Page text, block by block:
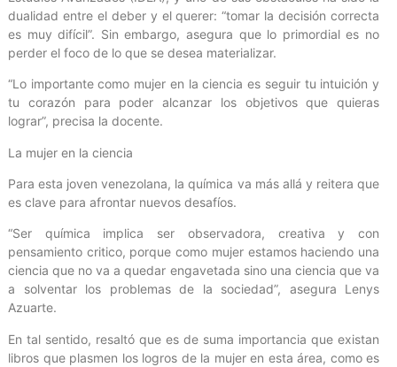
dualidad entre el deber y el querer: “tomar la decisión correcta
es muy difícil”. Sin embargo, asegura que lo primordial es no
perder el foco de lo que se desea materializar.
“Lo importante como mujer en la ciencia es seguir tu intuición y
tu corazón para poder alcanzar los objetivos que quieras
lograr”, precisa la docente.
La mujer en la ciencia
Para esta joven venezolana, la química va más allá y reitera que
es clave para afrontar nuevos desafíos.
“Ser química implica ser observadora, creativa y con
pensamiento critico, porque como mujer estamos haciendo una
ciencia que no va a quedar engavetada sino una ciencia que va
a solventar los problemas de la sociedad”, asegura Lenys
Azuarte.
En tal sentido, resaltó que es de suma importancia que existan
libros que plasmen los logros de la mujer en esta área, como es